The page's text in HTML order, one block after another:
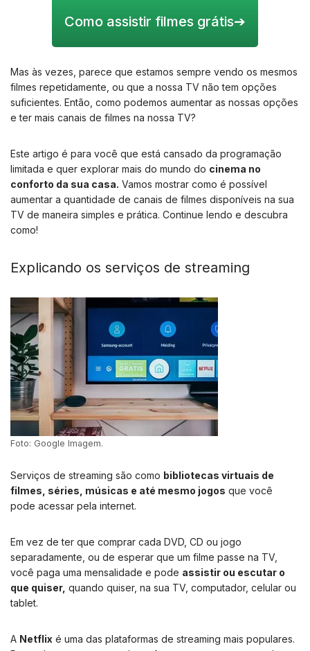
Como assistir filmes grátis➔
Mas às vezes, parece que estamos sempre vendo os mesmos
filmes repetidamente, ou que a nossa TV não tem opções
suficientes. Então, como podemos aumentar as nossas opções
e ter mais canais de filmes na nossa TV?
Este artigo é para você que está cansado da programação
limitada e quer explorar mais do mundo do cinema no
conforto da sua casa. Vamos mostrar como é possível
aumentar a quantidade de canais de filmes disponíveis na sua
TV de maneira simples e prática. Continue lendo e descubra
como!
Explicando os serviços de streaming
Foto: Google Imagem.
Serviços de streaming são como bibliotecas virtuais de
filmes, séries, músicas e até mesmo jogos que você
pode acessar pela internet.
Em vez de ter que comprar cada DVD, CD ou jogo
separadamente, ou de esperar que um filme passe na TV,
você paga uma mensalidade e pode assistir ou escutar o
que quiser, quando quiser, na sua TV, computador, celular ou
tablet.
A Netflix é uma das plataformas de streaming mais populares.